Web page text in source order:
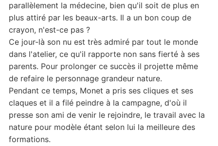
parallèlement la médecine, bien qu'il soit de plus en
plus attiré par les beaux-arts. Il a un bon coup de
crayon, n'est-ce pas ?
Ce jour-là son nu est très admiré par tout le monde
dans l'atelier, ce qu'il rapporte non sans fierté à ses
parents. Pour prolonger ce succès il projette même
de refaire le personnage grandeur nature.
Pendant ce temps, Monet a pris ses cliques et ses
claques et il a filé peindre à la campagne, d'où il
presse son ami de venir le rejoindre, le travail avec la
nature pour modèle étant selon lui la meilleure des
formations.